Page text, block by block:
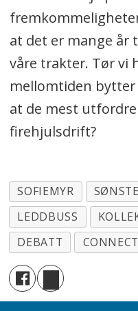
at det er mange år
våre trakter. Tør vi
mellomtiden
at de mest
firehjulsdrift?
SOFIEMYR
LEDDBUSS
DEBATT